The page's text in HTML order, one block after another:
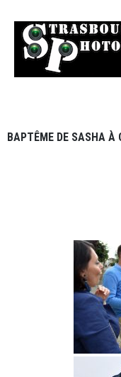
BAPTÊME DE SASHA À